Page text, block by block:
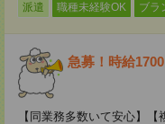
派遣
職種未経験OK ブラ
急募！時給
【同業務多数いて安心】